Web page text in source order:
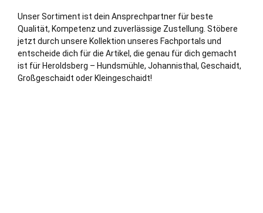
Unser Sortiment ist dein Ansprechpartner für beste
Qualität, Kompetenz und zuverlässige Zustellung. Stöbere
jetzt durch unsere Kollektion unseres Fachportals und
entscheide dich für die Artikel, die genau für dich gemacht
ist für Heroldsberg – Hundsmühle, Johannisthal, Geschaidt,
Großgeschaidt oder Kleingeschaidt!